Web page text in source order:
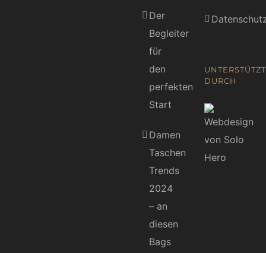
Der
Begleiter
für
den
perfekten
Start
Damen
Taschen
Trends
2024
– an
diesen
Bags
UNTERSTÜTZT
DURCH